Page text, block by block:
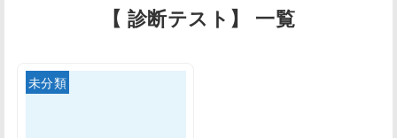
【 診断テスト】 一覧
未分類